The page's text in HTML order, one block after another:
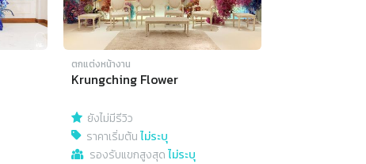
ตกแต่งหน้างาน
Krungching Flower
ยังไม่มีรีวิว
ราคาเริ่มต้นไม่ระบุ
รองรับแขกสูงสุดไม่ระบุ